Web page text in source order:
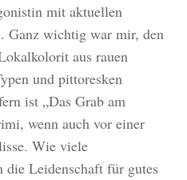
mit aktuellen
Ganz wichtig war mir, den
aus rauen
und pittoresken
ist „Das Grab am
wenn auch vor einer
Wie viele
Leidenschaft für gutes